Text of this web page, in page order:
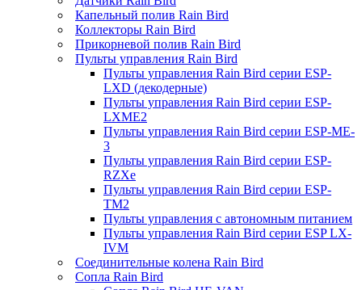
Капельный полив Rain Bird
Коллекторы Rain Bird
Прикорневой полив Rain Bird
Пульты управления Rain Bird
Пульты управления Rain Bird серии ESP-
LXD (декодерные)
Пульты управления Rain Bird серии ESP-
LXME2
Пульты управления Rain Bird серии ESP-ME-
3
Пульты управления Rain Bird серии ESP-
RZXe
Пульты управления Rain Bird серии ESP-
TM2
Пульты управления с автономным питанием
Пульты управления Rain Bird серии ESP LX-
IVM
Соединительные колена Rain Bird
Сопла Rain Bird